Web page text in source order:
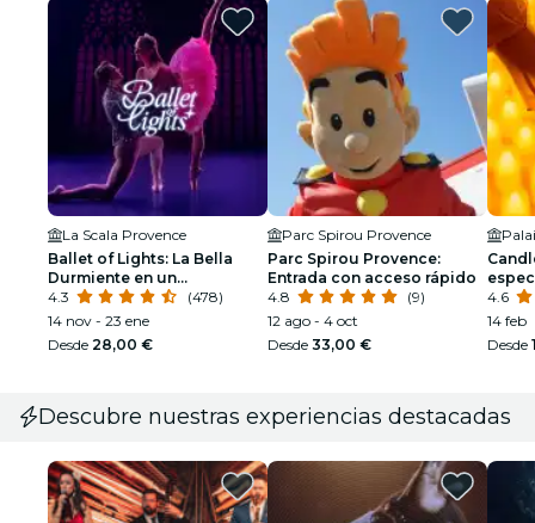
La Scala Provence
Ballet of Lights: La Bella
Durmiente en un
espectáculo deslumbrante
4.3
(478)
14 nov - 23 ene
Desde 28,00 €
Parc Spirou Provence
Parc Spirou Provence:
Entrada con acceso rápido
4.8
(9)
12 ago - 4 oct
Desde 33,00 €
4.6
14 feb
Desde
Descubre nuestras experiencias destacadas